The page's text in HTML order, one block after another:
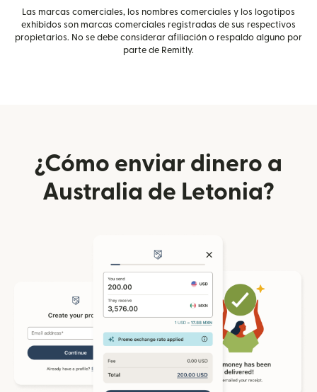
Las marcas comerciales, los nombres comerciales y los logotipos
exhibidos son marcas comerciales registradas de sus respectivos
propietarios. No se debe considerar afiliación o respaldo alguno por
parte de Remitly.
¿Cómo enviar dinero a
Australia de Letonia?